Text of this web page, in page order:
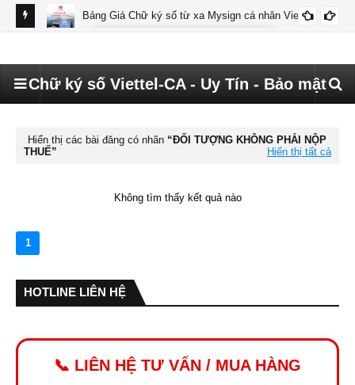
Bảng Giá Chữ ký số từ xa Mysign cá nhân Viettel
Chữ ký số Viettel-CA - Uy Tín - Bảo mật
Hiển thị các bài đăng có nhãn
ĐỐI TƯỢNG KHÔNG PHẢI NỘP
THUẾ
Hiển thị tất cả
Không tìm thấy kết quả nào
1
HOTLINE LIÊN HỆ
📞 LIÊN HỆ TƯ VẤN / MUA HÀNG